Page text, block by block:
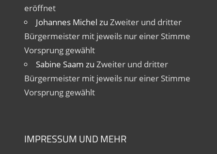
eröffnet
Johannes Michel zu Zweiter und dritter
Bürgermeister mit jeweils nur einer Stimme
Vorsprung gewählt
Sabine Saam zu Zweiter und dritter
Bürgermeister mit jeweils nur einer Stimme
Vorsprung gewählt
IMPRESSUM UND MEHR